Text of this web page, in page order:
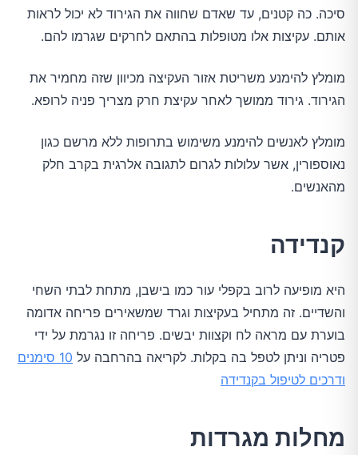
סיכה. כה קטנים, עד שאדם שחווה את הגירוד לא יכול לראות
אותם. עקיצות אלו מטופלות בהתאם לחרקים שגרמו להם.
מומלץ להימנע משריטת אזור העקיצה מכיוון שזה מחמיר את
הגירוד. גירוד ממושך לאחר עקיצת חרק מצריך פניה לרופא.
מומלץ לאנשים להימנע משימוש בתרופות ללא מרשם כגון
נאוספורין, אשר עלולות לגרום לתגובה אלרגית בקרב חלק
מהאנשים.
קנדידה
היא מופיעה לרוב בקפלי עור כמו בישבן, מתחת לבתי השחי
והשדיים. זה מתחיל בעקיצות וגרד שמשאירים פריחה אדומה
בוערת עם מראה לח וקצוות יבשים. פריחה זו נגרמת על ידי
פטריה וניתן לטפל בה בקלות. לקריאה בהרחבה על
10 סימנים
ודרכים לטיפול בקנדידה
מחלות מגרדות